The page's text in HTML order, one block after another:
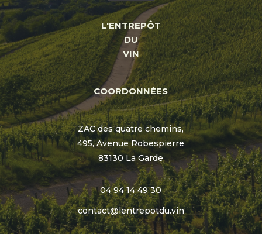
L'ENTREPÔT
DU
VIN
COORDONNÉES
ZAC des quatre chemins,
495, Avenue Robespierre
83130 La Garde
04 94 14 49 30
contact@lentrepotdu.vin